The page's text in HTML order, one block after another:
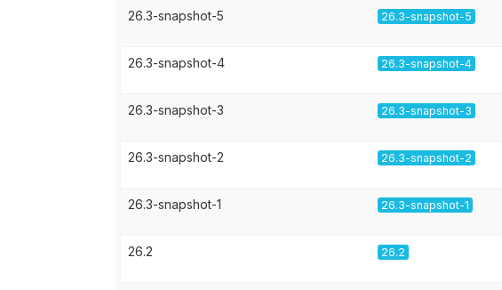
26.3-snapshot-5 26.3-snapshot-5
26.3-snapshot-4 26.3-snapshot-4
26.3-snapshot-3 26.3-snapshot-3
26.3-snapshot-2 26.3-snapshot-2
26.3-snapshot-1 26.3-snapshot-1
26.2 26.2